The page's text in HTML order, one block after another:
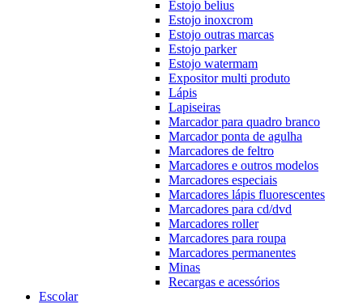
Estojo belius
Estojo inoxcrom
Estojo outras marcas
Estojo parker
Estojo watermam
Expositor multi produto
Lápis
Lapiseiras
Marcador para quadro branco
Marcador ponta de agulha
Marcadores de feltro
Marcadores e outros modelos
Marcadores especiais
Marcadores lápis fluorescentes
Marcadores para cd/dvd
Marcadores roller
Marcadores para roupa
Marcadores permanentes
Minas
Recargas e acessórios
Escolar